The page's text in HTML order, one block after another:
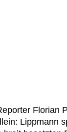
Florian
Lippmann